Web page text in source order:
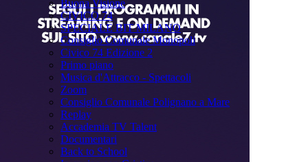
Buona Visione
CIVICO 74
SPECIALE BIT MILANO
Consiglio Comunale Monopoli
Civico 74 Edizione 2
Primo piano
Musica d'Attracco - Spettacoli
Zoom
Consiglio Comunale Polignano a Mare
Replay
Accademia TV Talent
Documentari
Back to School